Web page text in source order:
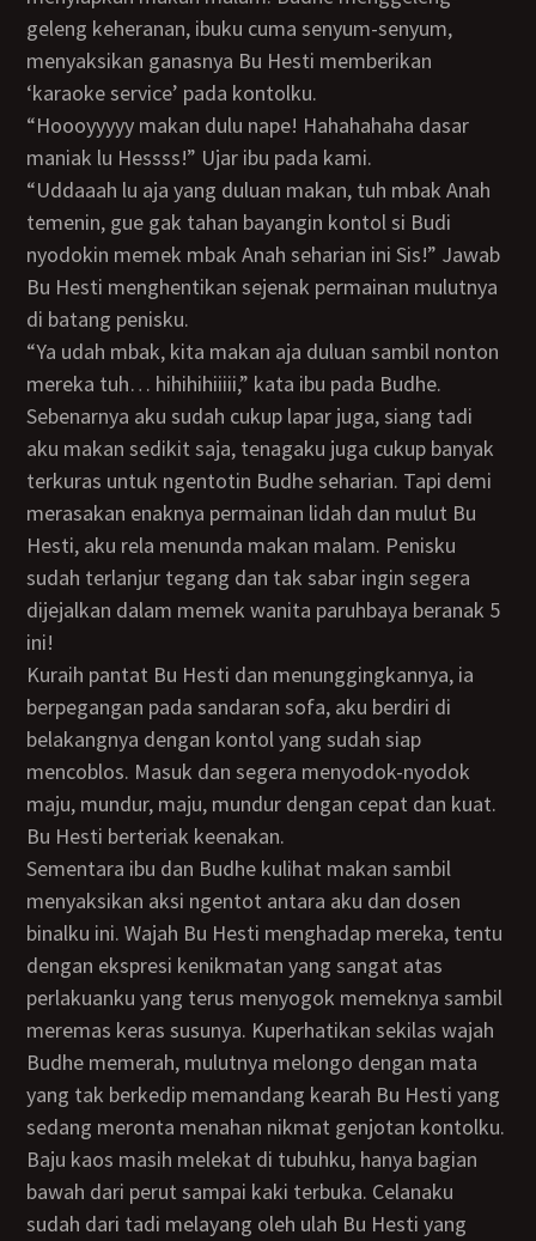
geleng keheranan, ibuku cuma senyum-senyum,
menyaksikan ganasnya Bu Hesti memberikan
‘karaoke service’ pada kontolku.
“Hoooyyyyy makan dulu nape! Hahahahaha dasar
maniak lu Hessss!” Ujar ibu pada kami.
“Uddaaah lu aja yang duluan makan, tuh mbak Anah
temenin, gue gak tahan bayangin kontol si Budi
nyodokin memek mbak Anah seharian ini Sis!” Jawab
Bu Hesti menghentikan sejenak permainan mulutnya
di batang penisku.
“Ya udah mbak, kita makan aja duluan sambil nonton
mereka tuh… hihihihiiiii,” kata ibu pada Budhe.
Sebenarnya aku sudah cukup lapar juga, siang tadi
aku makan sedikit saja, tenagaku juga cukup banyak
terkuras untuk ngentotin Budhe seharian. Tapi demi
merasakan enaknya permainan lidah dan mulut Bu
Hesti, aku rela menunda makan malam. Penisku
sudah terlanjur tegang dan tak sabar ingin segera
dijejalkan dalam memek wanita paruhbaya beranak 5
ini!
Kuraih pantat Bu Hesti dan menunggingkannya, ia
berpegangan pada sandaran sofa, aku berdiri di
belakangnya dengan kontol yang sudah siap
mencoblos. Masuk dan segera menyodok-nyodok
maju, mundur, maju, mundur dengan cepat dan kuat.
Bu Hesti berteriak keenakan.
Sementara ibu dan Budhe kulihat makan sambil
menyaksikan aksi ngentot antara aku dan dosen
binalku ini. Wajah Bu Hesti menghadap mereka, tentu
dengan ekspresi kenikmatan yang sangat atas
perlakuanku yang terus menyogok memeknya sambil
meremas keras susunya. Kuperhatikan sekilas wajah
Budhe memerah, mulutnya melongo dengan mata
yang tak berkedip memandang kearah Bu Hesti yang
sedang meronta menahan nikmat genjotan kontolku.
Baju kaos masih melekat di tubuhku, hanya bagian
bawah dari perut sampai kaki terbuka. Celanaku
sudah dari tadi melayang oleh ulah Bu Hesti yang